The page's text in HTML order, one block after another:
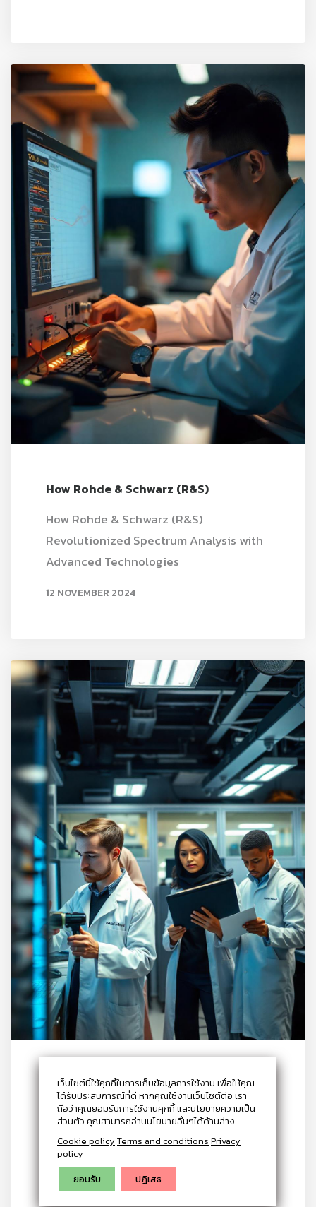
How Rohde & Schwarz (R&S)
How Rohde & Schwarz (R&S)
Revolutionized Spectrum Analysis with
Advanced Technologies
12 NOVEMBER 2024
Rohde & Schwarz vs Competitors
Rohde & Schwarz vs Competitors: How
Their Test Equipment Stands Out in the
Market
12 NOVEMBER 2024
เว็บไซต์นี้ใช้คุกกี้ในการเก็บข้อมูลการใช้งาน เพื่อให้คุณ
ได้รับประสบการณ์ที่ดี หากคุณใช้งานเว็บไซต์ต่อ เรา
ถือว่าคุณยอมรับการใช้งานคุกกี้ และนโยบายความเป็น
ส่วนตัว คุณสามารถอ่านนโยบายอื่นๆได้ด้านล่าง
Cookie policy Terms and conditions Privacy
policy
ยอมรับ
ปฎิเสธ